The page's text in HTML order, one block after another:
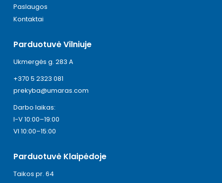
Paslaugos
Kontaktai
Parduotuvė Vilniuje
Ukmergės g. 283 A
+370 5 2323 081
prekyba@umaras.com
Darbo laikas:
I-V 10:00–19:00
VI 10:00–15:00
Parduotuvė Klaipėdoje
Taikos pr. 64